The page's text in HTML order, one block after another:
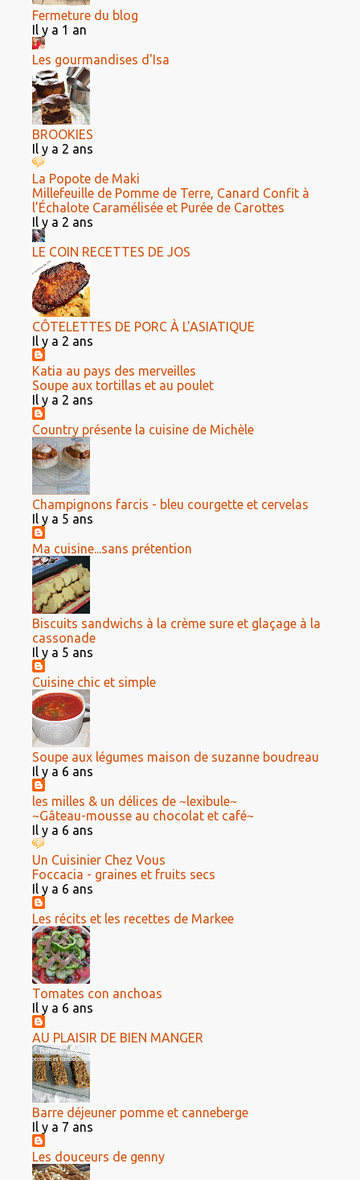
Fermeture du blog
Il y a 1 an
Les gourmandises d'Isa
BROOKIES
Il y a 2 ans
La Popote de Maki
Millefeuille de Pomme de Terre, Canard Confit à
l’Échalote Caramélisée et Purée de Carottes
Il y a 2 ans
LE COIN RECETTES DE JOS
CÔTELETTES DE PORC À L'ASIATIQUE
Il y a 2 ans
Katia au pays des merveilles
Soupe aux tortillas et au poulet
Il y a 2 ans
Country présente la cuisine de Michèle
Champignons farcis - bleu courgette et cervelas
Il y a 5 ans
Ma cuisine...sans prétention
Biscuits sandwichs à la crème sure et glaçage à la
cassonade
Il y a 5 ans
Cuisine chic et simple
Soupe aux légumes maison de suzanne boudreau
Il y a 6 ans
les milles & un délices de ~lexibule~
~Gâteau-mousse au chocolat et café~
Il y a 6 ans
Un Cuisinier Chez Vous
Foccacia - graines et fruits secs
Il y a 6 ans
Les récits et les recettes de Markee
Tomates con anchoas
Il y a 6 ans
AU PLAISIR DE BIEN MANGER
Barre déjeuner pomme et canneberge
Il y a 7 ans
Les douceurs de genny